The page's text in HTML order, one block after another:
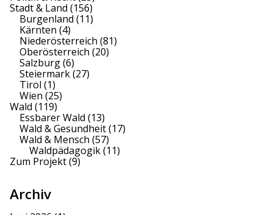
Stadt & Land (156)
Burgenland (11)
Kärnten (4)
Niederösterreich (81)
Oberösterreich (20)
Salzburg(6)
Steiermark(27)
Tirol (1)
Wien (25)
Wald (119)
Essbarer Wald (13)
Wald & Gesundheit(17)
Wald & Mensch (57)
Waldpädagogik(11)
Zum Projekt(9)
Archiv